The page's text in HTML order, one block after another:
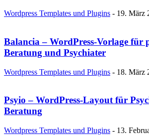
Wordpress Templates und Plugins - 19. März
Balancia – WordPress-Vorlage für
Beratung und Psychiater
Wordpress Templates und Plugins - 18. März
Psyio – WordPress-Layout für
Beratung
Wordpress Templates und Plugins - 13.